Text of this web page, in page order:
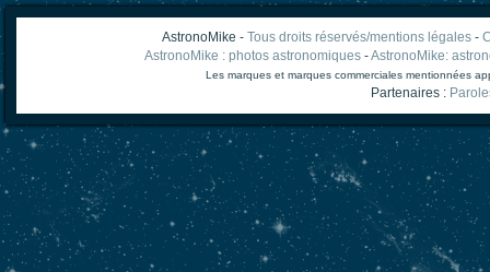
AstronoMike - Tous droits réservés/mentions légales-
AstronoMike : photos astronomiques -AstronoMike:
Les marques et marques commerciales mentionnées
Partenaires :